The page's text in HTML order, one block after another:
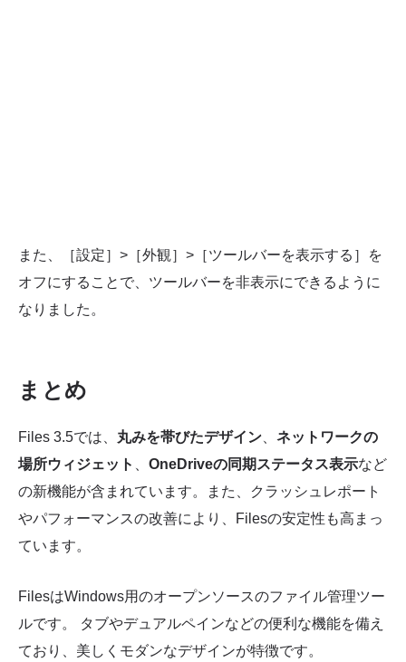
また、［設定］>［外観］>［ツールバーを表示する］を
オフにすることで、ツールバーを非表示にできるように
なりました。
まとめ
Files 3.5では、 丸みを帯びたデザイン、 ネットワークの
場所ウィジェット 、 OneDriveの同期ステータス表示など
の新機能が含まれています。また、クラッシュレポート
やパフォーマンスの改善により、Filesの安定性も高まっ
ています。
FilesはWindows用のオープンソースのファイル管理ツー
ルです。 タブやデュアルペインなどの便利な機能を備え
ており、美しくモダンなデザインが特徴です。